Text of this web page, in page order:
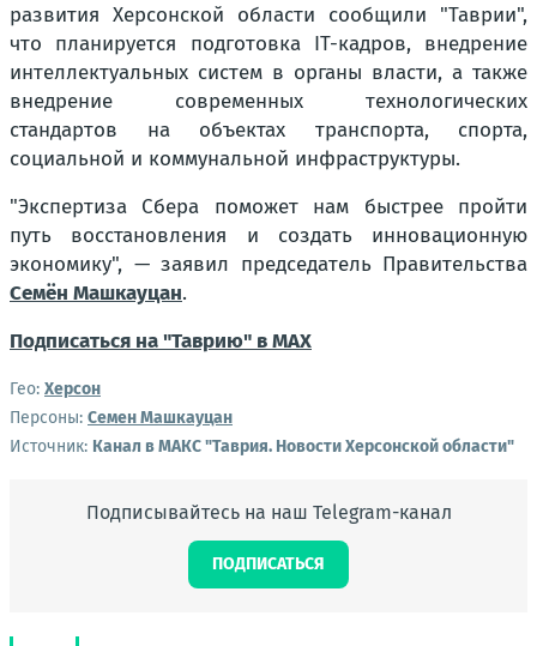
развития Херсонской области сообщили "Таврии",
что планируется подготовка IT-кадров, внедрение
интеллектуальных систем в органы власти, а также
внедрение современных технологических
стандартов на объектах транспорта, спорта,
социальной и коммунальной инфраструктуры.
"Экспертиза Сбера поможет нам быстрее пройти
путь восстановления и создать инновационную
экономику", — заявил председатель Правительства
Семён Машкауцан.
Подписаться на "Таврию" в MAX
Гео: Херсон
Персоны: Семен Машкауцан
Источник: Канал в МАКС "Таврия. Новости Херсонской области"
Подписывайтесь на наш Telegram-канал
ПОДПИСАТЬСЯ